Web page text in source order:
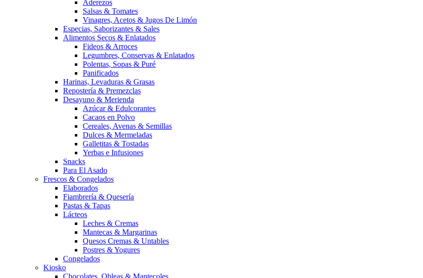
Aderezos
Salsas & Tomates
Vinagres, Acetos & Jugos De Limón
Especias, Saborizantes & Sales
Alimentos Secos & Enlatados
Fideos & Arroces
Legumbres, Conservas & Enlatados
Polentas, Sopas & Puré
Panificados
Harinas, Levaduras & Grasas
Repostería & Premezclas
Desayuno & Merienda
Azúcar & Edulcorantes
Cacaos en Polvo
Cereales, Avenas & Semillas
Dulces & Mermeladas
Galletitas & Tostadas
Yerbas e Infusiones
Snacks
Para El Asado
Frescos & Congelados
Elaborados
Fiambrería & Quesería
Pastas & Tapas
Lácteos
Leches & Cremas
Mantecas & Margarinas
Quesos Cremas & Untables
Postres & Yogures
Congelados
Kiosko
Chocolates, Obleas & Mantecoles